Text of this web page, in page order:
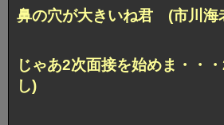
鼻の穴が大きいね君 (市川海
じゃあ2次面接を始めま・・
し)